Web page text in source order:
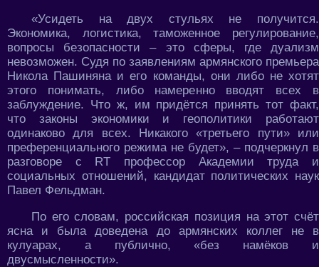
«Усидеть на двух стульях не получится.
Экономика, логистика, таможенное регулирование,
вопросы безопасности – это сферы, где дуализм
невозможен. Судя по заявлениям армянского премьера
Никола Пашиняна и его команды, они либо не хотят
этого понимать, либо намеренно вводят всех в
заблуждение. Что ж, им придётся принять тот факт,
что законы экономики и геополитики работают
одинаково для всех. Никакого «третьего пути» или
преференциального режима не будет», – подчеркнул в
разговоре с RT профессор Академии труда и
социальных отношений, кандидат политических наук
Павел Фельдман.
По его словам, российская позиция на этот счёт
ясна и была доведена до армянских коллег не в
кулуарах, а публично, «без намёков и
двусмысленности».